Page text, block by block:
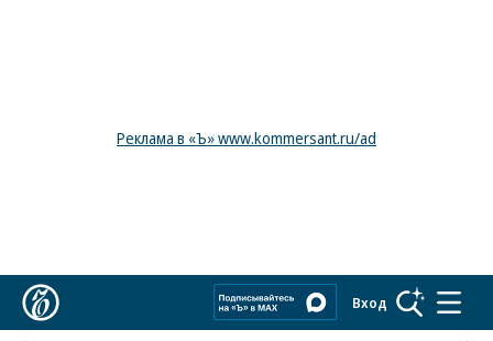
Реклама в «Ъ» www.kommersant.ru/ad
Вход